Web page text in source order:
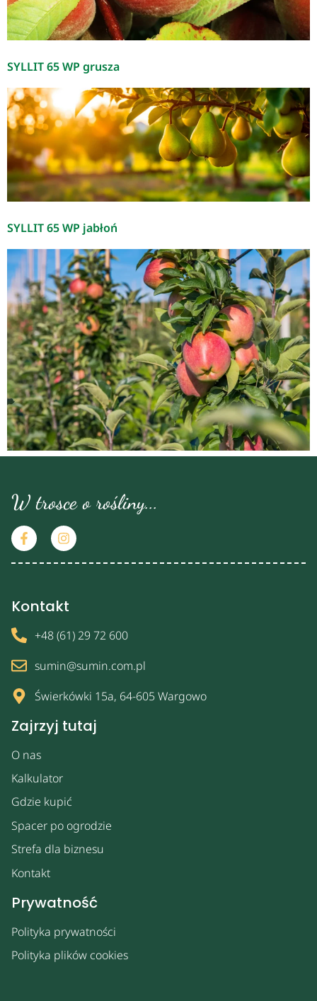
SYLLIT 65 WP grusza
SYLLIT 65 WP jabłoń
W trosce o rośliny...
Zajrzyj tutaj
O nas
Kalkulator
Gdzie kupić
Spacer po ogrodzie
Strefa dla biznesu
Kontakt
Prywatność
Polityka prywatności
Polityka plików cookies
Kontakt
+48 (61) 29 72 600
sumin@sumin.com.pl
Świerkówki 15a, 64-605 Wargowo